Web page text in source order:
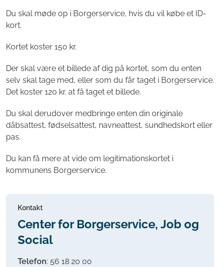
Du skal møde op i Borgerservice, hvis du vil købe et ID-
kort.
Kortet koster 150 kr.
Der skal være et billede af dig på kortet, som du enten
selv skal tage med, eller som du får taget i Borgerservice.
Det koster 120 kr. at få taget et billede.
Du skal derudover medbringe enten din originale
dåbsattest, fødselsattest, navneattest, sundhedskort eller
pas.
Du kan få mere at vide om legitimationskortet i
kommunens Borgerservice.
Kontakt
Center for Borgerservice, Job og
Social
Telefon: 56 18 20 00